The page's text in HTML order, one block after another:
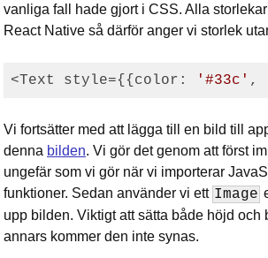
vanliga fall hade gjort i CSS. Alla
React Native så därför anger vi storlek
<Text style={{ color : '#33c' ,
Vi fortsätter med att lägga till en bild till
denna bilden. Vi gör det genom att först
ungefär som vi gör när vi importerar
funktioner. Sedan använder vi ett Image
upp bilden. Viktigt att sätta både höjd och
annars kommer den inte synas.